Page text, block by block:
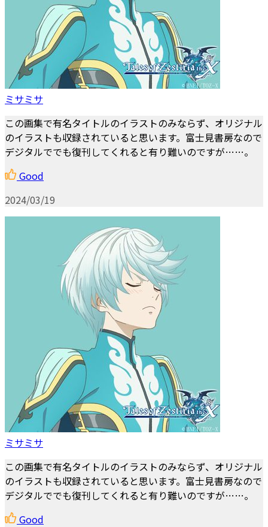
ミサミサ
この画集で有名タイトルのイラストのみならず、オリジナル
のイラストも収録されていると思います。富士見書房なので
デジタルででも復刊してくれると有り難いのですが……。
Good
2024/03/19
ミサミサ
この画集で有名タイトルのイラストのみならず、オリジナル
のイラストも収録されていると思います。富士見書房なので
デジタルででも復刊してくれると有り難いのですが……。
Good